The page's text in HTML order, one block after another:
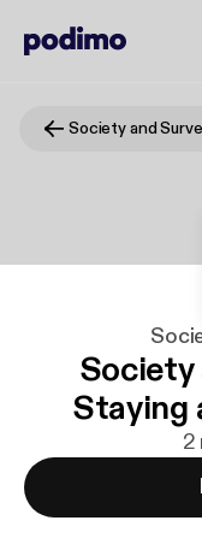
Society and
Society
Staying
2